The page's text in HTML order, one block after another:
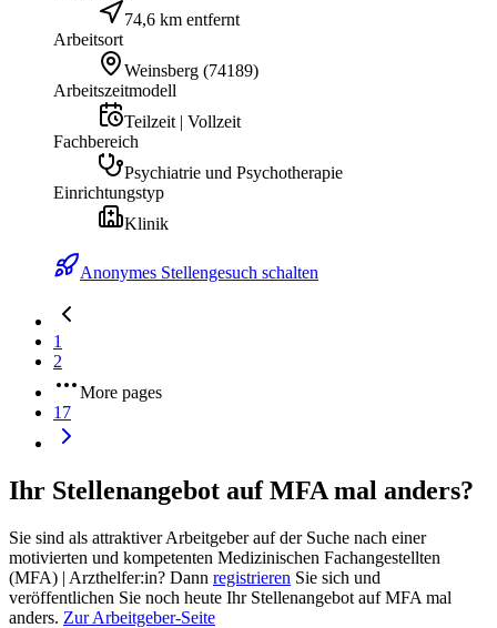
74,6 km entfernt
Arbeitsort
Weinsberg (74189)
Arbeitszeitmodell
Teilzeit | Vollzeit
Fachbereich
Psychiatrie und Psychotherapie
Einrichtungstyp
Klinik
Anonymes Stellengesuch schalten
1
2
More pages
17
Ihr Stellenangebot auf MFA mal anders?
Sie sind als attraktiver Arbeitgeber auf der Suche nach einer
motivierten und kompetenten Medizinischen Fachangestellten
(MFA) | Arzthelfer:in? Dann registrieren Sie sich und
veröffentlichen Sie noch heute Ihr Stellenangebot auf MFA mal
anders. Zur Arbeitgeber-Seite